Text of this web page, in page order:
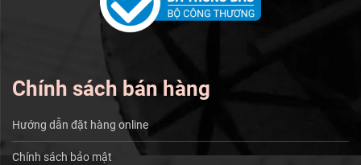
Chính sách bán hàng
Hướng dẫn đặt hàng online
Chính sách bảo mật